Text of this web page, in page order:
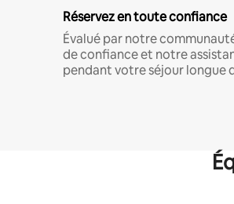
Réservez en toute confiance
Évalué par notre
de confiance et notre
pendant votre séjour longue